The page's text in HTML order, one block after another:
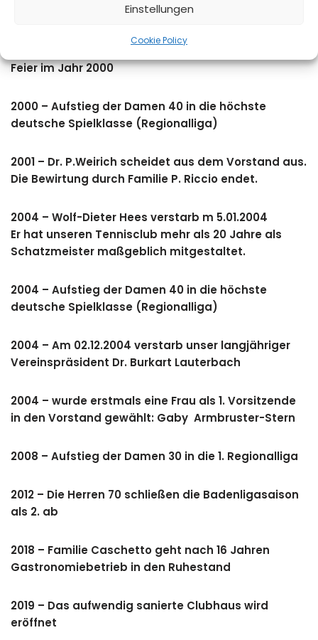
Einstellungen
Cookie Policy
Heute: 8 Plätze, ca. 360 Mitglieder
Feier im Jahr 2000
2000 – Aufstieg der Damen 40 in die höchste
deutsche Spielklasse (Regionalliga)
2001 – Dr. P.Weirich scheidet aus dem Vorstand aus.
Die Bewirtung durch Familie P. Riccio endet.
2004 – Wolf-Dieter Hees verstarb m 5.01.2004
Er hat unseren Tennisclub mehr als 20 Jahre als
Schatzmeister maßgeblich mitgestaltet.
2004 – Aufstieg der Damen 40 in die höchste
deutsche Spielklasse (Regionalliga)
2004 – Am 02.12.2004 verstarb unser langjähriger
Vereinspräsident Dr. Burkart Lauterbach
2004 – wurde erstmals eine Frau als 1. Vorsitzende
in den Vorstand gewählt: Gaby Armbruster-Stern
2008 – Aufstieg der Damen 30 in die 1. Regionalliga
2012 – Die Herren 70 schließen die Badenligasaison
als 2. ab
2018 – Familie Caschetto geht nach 16 Jahren
Gastronomiebetrieb in den Ruhestand
2019 – Das aufwendig sanierte Clubhaus wird
eröffnet